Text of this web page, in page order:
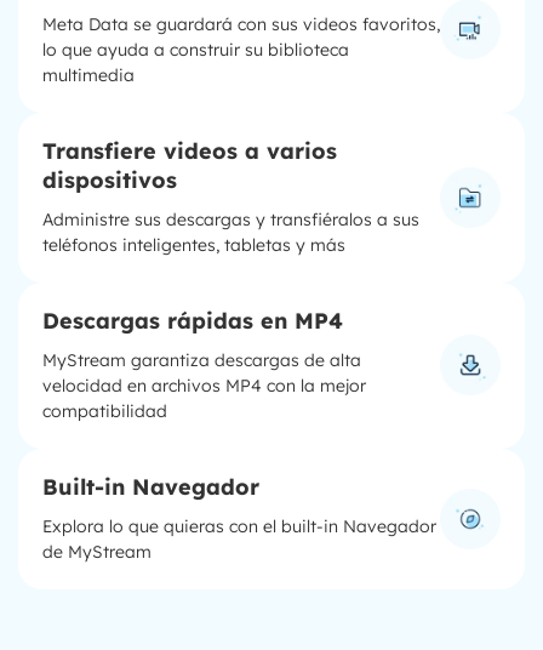
Meta Data se guardará con sus videos favoritos,
lo que ayuda a construir su biblioteca
multimedia
Transfiere videos a varios
dispositivos
Administre sus descargas y transfiéralos a sus
teléfonos inteligentes, tabletas y más
Descargas rápidas en MP4
MyStream garantiza descargas de alta
velocidad en archivos MP4 con la mejor
compatibilidad
Built-in Navegador
Explora lo que quieras con el built-in Navegador
de MyStream